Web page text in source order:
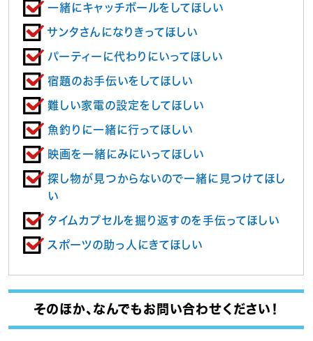
一緒にキャッチボールをしてほしい
サンタさんになりきってほしい
パーティーに代わりにいってほしい
宿題のお手伝いをしてほしい
難しい家電の設定をしてほしい
魚釣りに一緒に行ってほしい
映画を一緒にみにいってほしい
探し物が見つからないので一緒に見つけてほし
い
タイムカプセルを掘り返すのを手伝ってほしい
スポーツの助っ人にきてほしい
そのほか、なんでもお問い合わせください！